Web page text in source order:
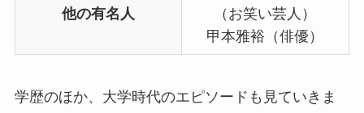
他の有名人
（お笑い芸人）
甲本雅裕（俳優）
学歴のほか、大学時代のエピソードも見ていきま